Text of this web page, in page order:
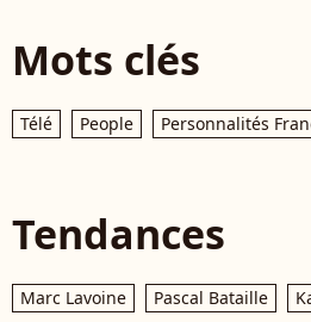
Mots clés
Télé People Personnalités
Tendances
Marc Lavoine Pascal Bataille